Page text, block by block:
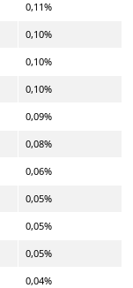
0,11%
0,10%
0,10%
0,10%
0,09%
0,08%
0,06%
0,05%
0,05%
0,05%
0,04%